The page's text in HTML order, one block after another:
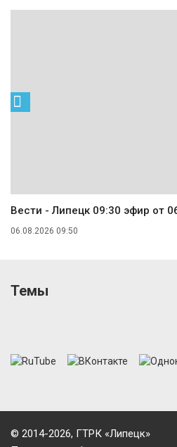
Вести - Липецк 09:30 эфир от
06.08.2026 09:50
Темы
© 2014-2026, ГТРК «Липецк»